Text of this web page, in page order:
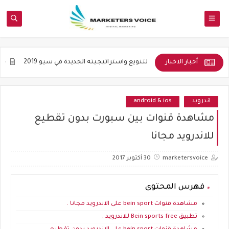
أخبار الاخبارالتنويع واستراتيجيته الجديدة في سيو 2019 جوده
اندرويد android & ios
مشاهدة قنوات بين سبورت بدون تقطيع
للاندرويد مجانا
marketersvoice 30 أكتوبر 2017
فهرس المحتوى
مشاهدة قنوات bein sport على الاندرويد مجانا .
تطبيق Bein sports free للاندرويد .